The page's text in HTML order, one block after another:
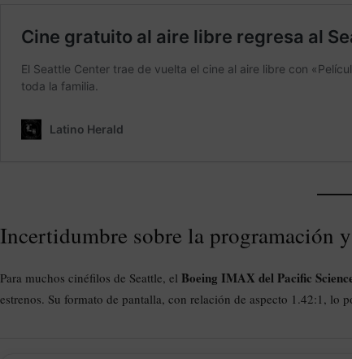
Incertidumbre sobre la programación
Para muchos cinéfilos de Seattle, el Boeing IMAX del Pacific
estrenos. Su formato de pantalla, con relación de aspecto 1.42:1,